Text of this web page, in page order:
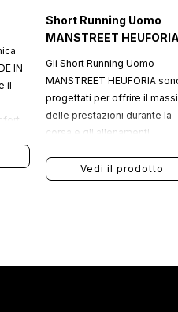
IN
il
Short Running Uomo
MANSTREET HEUFORIA
Gli Short Running Uomo
MANSTREET HEUFORIA
progettati per offrire il
delle prestazioni durante la
corsa e gli allenamenti,
traspirabilità e funzionalità in
unico capo tecnico.
Vedi il prodotto